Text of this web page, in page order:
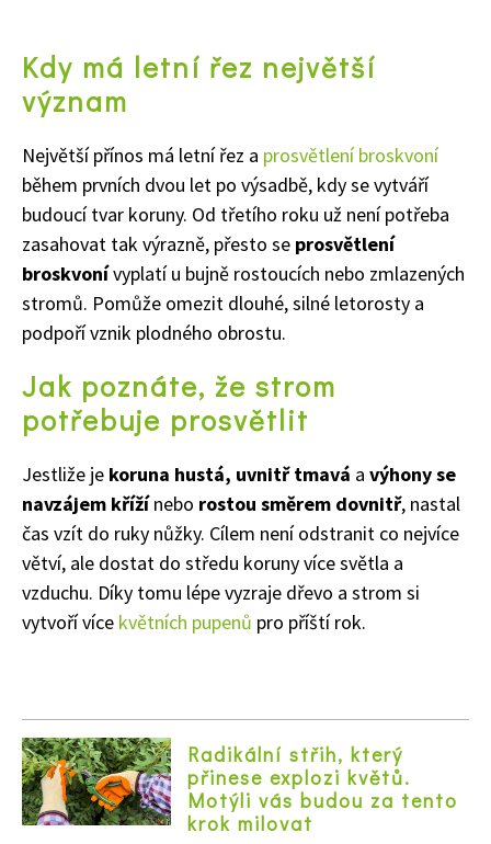
Kdy má letní řez největší
význam
Největší přínos má letní řez a prosvětlení broskvoní
během prvních dvou let po výsadbě, kdy se vytváří
budoucí tvar koruny. Od třetího roku už není potřeba
zasahovat tak výrazně, přesto se prosvětlení
broskvonívyplatí u bujně rostoucích nebo zmlazených
stromů. Pomůže omezit dlouhé, silné letorosty a
podpoří vznik plodného obrostu.
Jak poznáte, že strom
potřebuje prosvětlit
Jestliže je koruna hustá, uvnitř tmavá a výhony se
navzájem křížínebo rostou směrem dovnitř, nastal
čas vzít do ruky nůžky. Cílem není odstranit co nejvíce
větví, ale dostat do středu koruny více světla a
vzduchu. Díky tomu lépe vyzraje dřevo a strom si
vytvoří více květních pupenů pro příští rok.
Radikální střih, který
přinese explozi květů.
Motýli vás budou za tento
krok milovat